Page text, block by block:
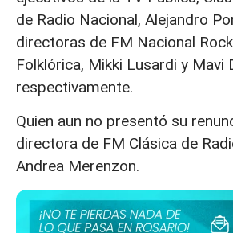
de Radio Nacional, Alejandro
directoras de FM Nacional
Folklórica, Mikki Lusardi y Mavi
respectivamente.
Quien aun no presentó su
directora de FM Clásica de
Andrea Merenzon.